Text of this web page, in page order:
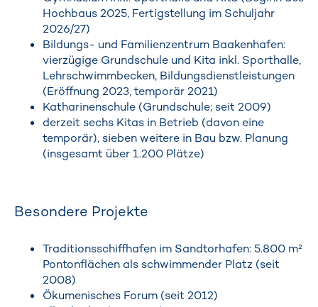
Hochbaus 2025, Fertigstellung im Schuljahr
2026/27)
Bildungs- und Familienzentrum Baakenhafen:
vierzügige Grundschule und Kita inkl. Sporthalle,
Lehrschwimmbecken, Bildungsdienstleistungen
(Eröffnung 2023, temporär 2021)
Katharinenschule (Grundschule; seit 2009)
derzeit sechs Kitas in Betrieb (davon eine
temporär), sieben weitere in Bau bzw. Planung
(insgesamt über 1.200 Plätze)
Besondere Projekte
Traditionsschiffhafen im Sandtorhafen: 5.800 m²
Pontonflächen als schwimmender Platz (seit
2008)
Ökumenisches Forum (seit 2012)